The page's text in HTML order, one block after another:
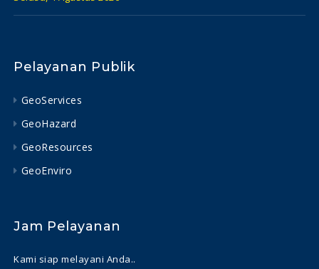
Pelayanan Publik
GeoServices
GeoHazard
GeoResources
GeoEnviro
Jam Pelayanan
Kami siap melayani Anda..